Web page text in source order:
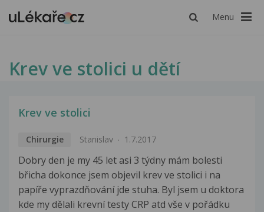
Menu
Krev ve stolici u dětí
Krev ve stolici
Chirurgie Stanislav 1.7.2017
Dobry den je my 45 let asi 3 týdny mám bolesti
břicha dokonce jsem objevil krev ve stolici i na
papíře vyprazdňování jde stuha. Byl jsem u doktora
kde my dělali krevní testy CRP atd vše v pořádku